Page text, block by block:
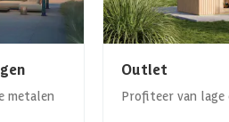
metalen
Outlet
Profiteer van